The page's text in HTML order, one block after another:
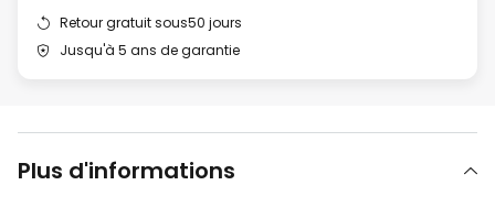
Retour gratuit sous50 jours
Jusqu'à 5 ans de garantie
Plus d'informations